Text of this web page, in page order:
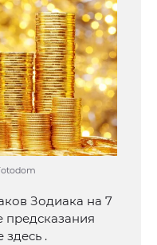
Зодиака на 7
предсказания
здесь .